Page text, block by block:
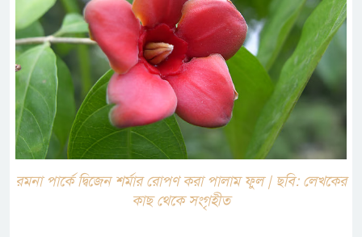
রমনা পার্কে দ্বিজেন শর্মার রোপণ করা পালাম ফুল | ছবি: লেখকের
কাছ থেকে সংগৃহীত